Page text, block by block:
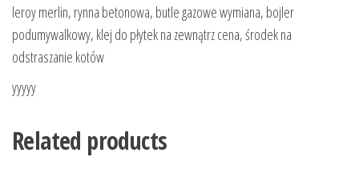
leroy merlin, rynna betonowa, butle gazowe wymiana, bojler
podumywalkowy, klej do płytek na zewnątrz cena, środek na
odstraszanie kotów
yyyyy
Related products